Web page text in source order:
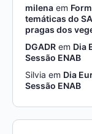
milena em
temáticas do
pragas dos
DGADR em Dia
Sessão ENAB
Silvia em Dia
Sessão ENAB